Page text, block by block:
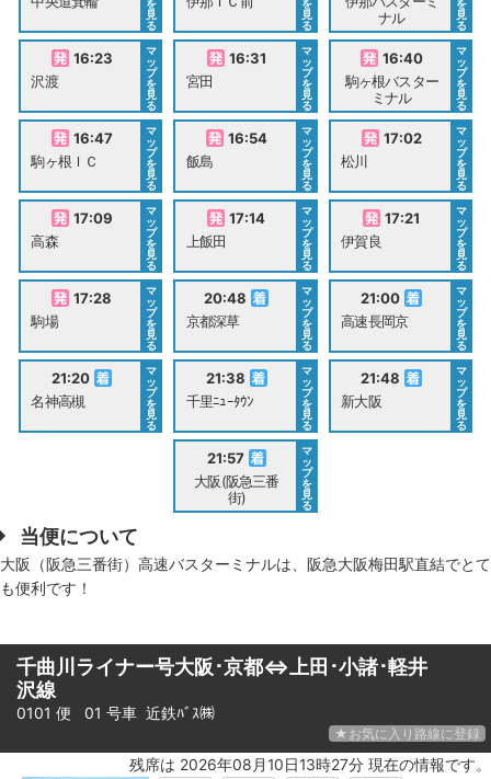
を
見
る
を
見
る
ナル
を
見
る
16:23
沢渡
マ
ッ
プ
を
見
る
16:31
宮田
マ
ッ
プ
を
見
る
16:40
駒ヶ根バスター
ミナル
マ
ッ
プ
を
見
る
16:47
駒ヶ根ＩＣ
マ
ッ
プ
を
見
る
16:54
飯島
マ
ッ
プ
を
見
る
17:02
松川
マ
ッ
プ
を
見
る
17:09
高森
マ
ッ
プ
を
見
る
17:14
上飯田
マ
ッ
プ
を
見
る
17:21
伊賀良
マ
ッ
プ
を
見
る
17:28
駒場
マ
ッ
プ
を
見
る
20:48
京都深草
マ
ッ
プ
を
見
る
21:00
高速長岡京
マ
ッ
プ
を
見
る
21:20
名神高槻
マ
ッ
プ
を
見
る
21:38
千里ﾆｭｰﾀｳﾝ
マ
ッ
プ
を
見
る
21:48
新大阪
マ
ッ
プ
を
見
る
21:57
大阪(阪急三番
街)
マ
ッ
プ
を
見
る
当便について
大阪（阪急三番街）高速バスターミナルは、阪急大阪梅田駅直結でとて
も便利です！
千曲川ライナー号大阪･京都⇔上田･小諸･軽井
沢線
0101 便 01 号車 近鉄ﾊﾞｽ㈱
★お気に入り路線に登録
残席は 2026年08月10日13時27分 現在の情報です。